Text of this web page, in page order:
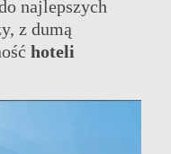
najlepszych
z dumą
hoteli